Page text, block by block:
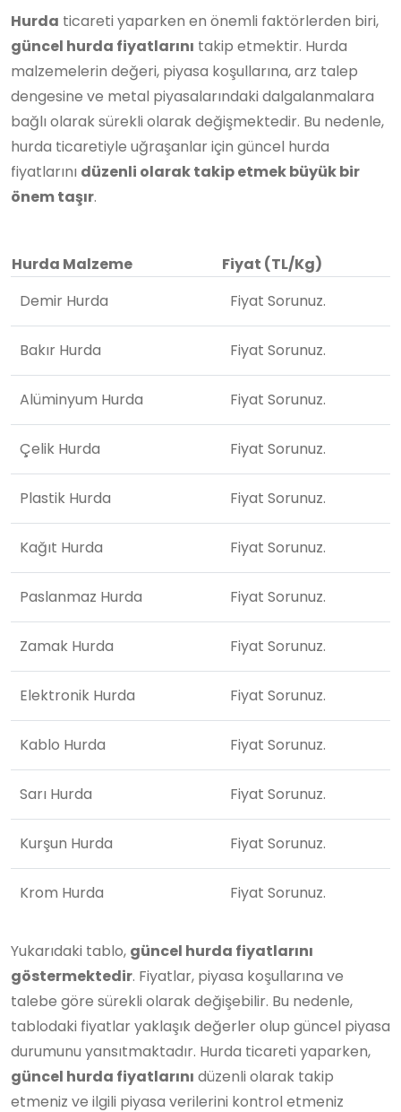
Hurda ticareti yaparken en önemli faktörlerden biri,
güncel hurda fiyatlarını takip etmektir. Hurda
malzemelerin değeri, piyasa koşullarına, arz talep
dengesine ve metal piyasalarındaki dalgalanmalara
bağlı olarak sürekli olarak değişmektedir. Bu nedenle,
hurda ticaretiyle uğraşanlar için güncel hurda
fiyatlarını düzenli olarak takip etmek büyük bir
önem taşır.
Hurda Malzeme
Fiyat (TL/Kg)
Demir Hurda
Fiyat Sorunuz.
Bakır Hurda Fiyat Sorunuz.
Alüminyum Hurda Fiyat Sorunuz.
Çelik Hurda Fiyat Sorunuz.
Plastik Hurda Fiyat Sorunuz.
Kağıt Hurda Fiyat Sorunuz.
Paslanmaz Hurda Fiyat Sorunuz.
Zamak Hurda Fiyat Sorunuz.
Elektronik Hurda Fiyat Sorunuz.
Kablo Hurda Fiyat Sorunuz.
Sarı Hurda Fiyat Sorunuz.
Kurşun Hurda Fiyat Sorunuz.
Krom Hurda Fiyat Sorunuz.
Yukarıdaki tablo, güncel hurda fiyatlarını
göstermektedir. Fiyatlar, piyasa koşullarına ve
talebe göre sürekli olarak değişebilir. Bu nedenle,
tablodaki fiyatlar yaklaşık değerler olup güncel piyasa
durumunu yansıtmaktadır. Hurda ticareti yaparken,
güncel hurda fiyatlarını düzenli olarak takip
etmeniz ve ilgili piyasa verilerini kontrol etmeniz